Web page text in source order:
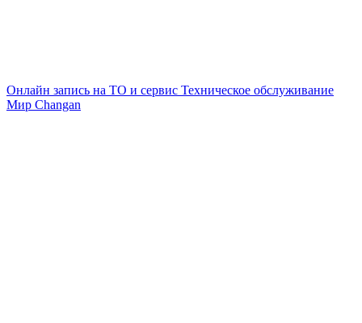
Онлайн запись на ТО и сервис Техническое обслуживание
Мир Changan